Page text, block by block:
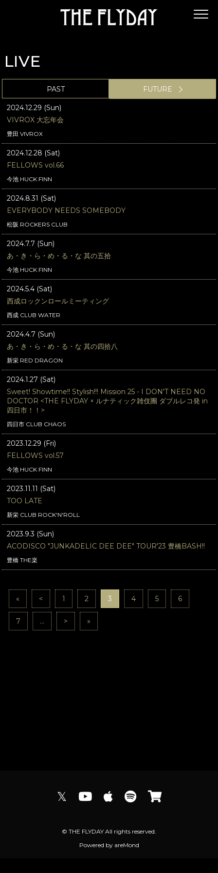
LIVE
PAST FUTURE
2024.12.29 (Sun)
VIVROX 大忘年会
豊田 VIVROX
2024.12.28 (Sat)
FELLOWS vol.66
今池 HUCK FINN
2024.8.31 (Sat)
EVERYBODY NEEDS SOMEBODY
松阪 ROCKERS CLUB
2024.7.7 (Sun)
あ・き・ら・め・る・な 其の五拾
今池 HUCK FINN
2024.5.4 (Sat)
西成ロックンロールミーティング
西成 CLUB WATER
2024.4.7 (Sun)
あ・き・ら・め・る・な 其の四拾八
新栄 RED DRAGON
2024.1.27 (Sat)
Sweet! Showtime!! Stylish!!! Mission 25 - I DON'T NEED NO
DOCTOR <THE FLYDAY × ルナティック雑伎團 ダブルレコ発 in
四日市！！>
四日市 CLUB CHAOS
2023.12.29 (Fri)
FELLOWS vol.57
今池 HUCK FINN
2023.11.11 (Sat)
TOO LATE
新栄 CLUB ROCK'N'ROLL
2023.9.3 (Sun)
ACODISCO "JUNKADELIC DEE DEE" TOUR'23 豊橋BASH!!
豊橋 THE楽
« < 1 2 3 4 5 6
7 ... > »
𝕏
© THE FLYDAY All rights reserved.
Powered by areMond